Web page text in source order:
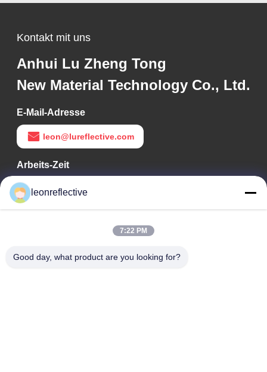
Kontakt mit uns
Anhui Lu Zheng Tong
New Material Technology Co., Ltd.
E-Mail-Adresse
leon@lureflective.com
Arbeits-Zeit
9:00-18:00
Unsere Adresse
Adresse des Unternehmens
Technologiepark Huayi, Hightech-Zone, Hefei, Anhui, China
leonreflective
7:22 PM
Good day, what product are you looking for?